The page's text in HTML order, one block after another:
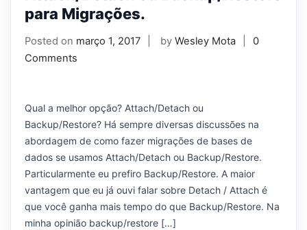
para Migrações.
Posted on março 1, 2017 by Wesley Mota
0
Comments
Qual a melhor opção? Attach/Detach ou
Backup/Restore? Há sempre diversas discussões na
abordagem de como fazer migrações de bases de
dados se usamos Attach/Detach ou Backup/Restore.
Particularmente eu prefiro Backup/Restore. A maior
vantagem que eu já ouvi falar sobre Detach / Attach é
que você ganha mais tempo do que Backup/Restore. Na
minha opinião backup/restore […]